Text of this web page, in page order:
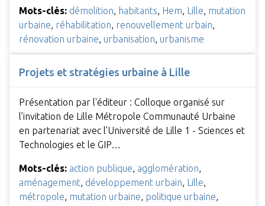
Mots-clés: démolition, habitants, Hem, Lille, mutation
urbaine, réhabilitation, renouvellement urbain,
rénovation urbaine, urbanisation, urbanisme
Projets et stratégies urbaine à Lille
Présentation par l'éditeur : Colloque organisé sur
l’invitation de Lille Métropole Communauté Urbaine
en partenariat avec l’Université de Lille 1 - Sciences et
Technologies et le GIP…
Mots-clés: action publique, agglomération,
aménagement, développement urbain, Lille,
métropole, mutation urbaine, politique urbaine,